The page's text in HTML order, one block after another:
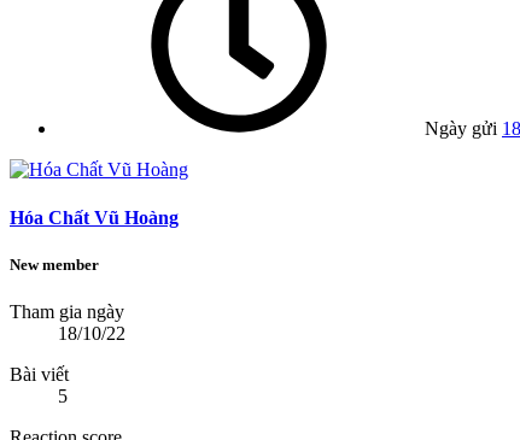
Ngày gửi
Hóa Chất Vũ Hoàng
New member
Tham gia ngày
18/10/22
Bài viết
5